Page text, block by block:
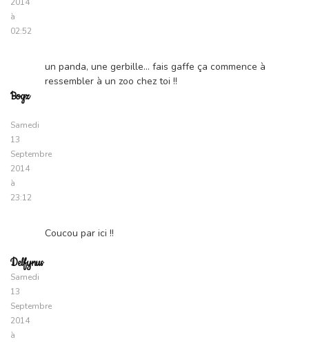
2014
à
02:52
Bogz
Samedi
13
Septembre
2014
à
23:12
un panda, une gerbille… fais gaffe ça commence à
ressembler à un zoo chez toi !!
Delfynus
Samedi
13
Septembre
2014
à
Coucou par ici !!